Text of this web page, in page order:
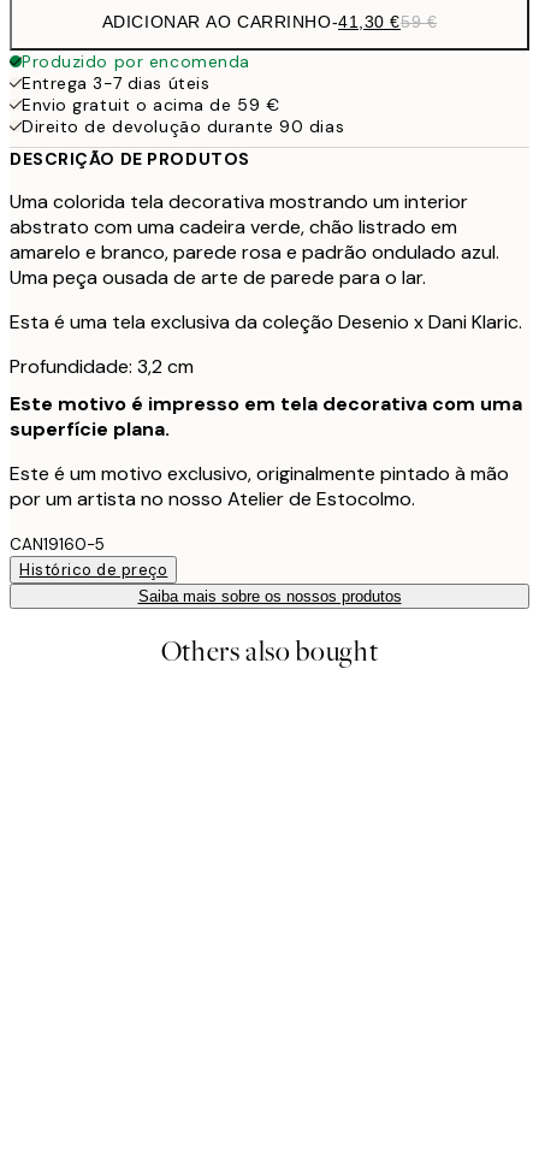
ADICIONAR AO CARRINHO-41,30 €59 €
Produzido por encomenda
Entrega 3-7 dias úteis
Envio gratuit o acima de 59 €
Direito de devolução durante 90 dias
DESCRIÇÃO DE PRODUTOS
Uma colorida tela decorativa mostrando um interior
abstrato com uma cadeira verde, chão listrado em
amarelo e branco, parede rosa e padrão ondulado azul.
Uma peça ousada de arte de parede para o lar.
Esta é uma tela exclusiva da coleção Desenio x Dani Klaric.
Profundidade: 3,2 cm
Este motivo é impresso em tela decorativa com uma
superfície plana.
Este é um motivo exclusivo, originalmente pintado à mão
por um artista no nosso Atelier de Estocolmo.
CAN19160-5
Histórico de preço
Saiba mais sobre os nossos produtos
Others also bought